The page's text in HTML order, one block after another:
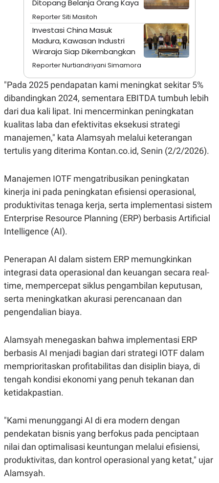
I
A
N
L
E
S
A
R
I
KANAL
P
S
A
T
T
A
I
A
G
E
O
N
T
A
V
I
P
S
U
JARINGAN
K
O
A
N
A
C
A
E
M
Y
P
R
R
E
E
S
E
.
Ditopang Belanja Orang Kaya
Reporter Siti Masitoh
Investasi China Masuk
Madura, Kawasan Industri
Wiraraja Siap Dikembangkan
Reporter Nurtiandriyani Simamora
"Pada 2025 pendapatan kami meningkat sekitar 5%
dibandingkan 2024, sementara EBITDA tumbuh lebih
dari dua kali lipat. Ini mencerminkan peningkatan
kualitas laba dan efektivitas eksekusi strategi
manajemen," kata Alamsyah melalui keterangan
tertulis yang diterima Kontan.co.id, Senin (2/2/2026).
Manajemen IOTF mengatribusikan peningkatan
kinerja ini pada peningkatan efisiensi operasional,
produktivitas tenaga kerja, serta implementasi sistem
Enterprise Resource Planning (ERP) berbasis Artificial
Intelligence (AI).
Penerapan AI dalam sistem ERP memungkinkan
integrasi data operasional dan keuangan secara real-
time, mempercepat siklus pengambilan keputusan,
serta meningkatkan akurasi perencanaan dan
pengendalian biaya.
Alamsyah menegaskan bahwa implementasi ERP
berbasis AI menjadi bagian dari strategi IOTF dalam
memprioritaskan profitabilitas dan disiplin biaya, di
tengah kondisi ekonomi yang penuh tekanan dan
ketidakpastian.
"Kami menunggangi AI di era modern dengan
pendekatan bisnis yang berfokus pada penciptaan
nilai dan optimalisasi keuntungan melalui efisiensi,
produktivitas, dan kontrol operasional yang ketat," ujar
Alamsyah.